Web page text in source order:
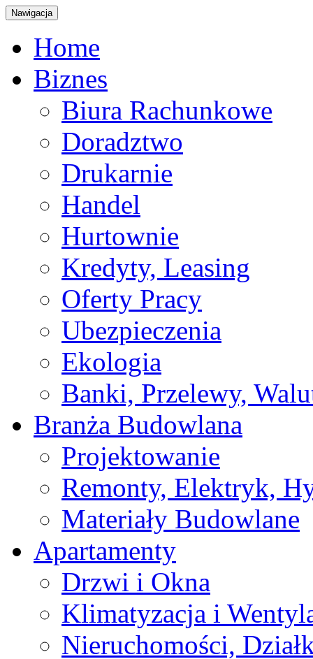
Nawigacja
Home
Biznes
Biura Rachunkowe
Doradztwo
Drukarnie
Handel
Hurtownie
Kredyty, Leasing
Oferty Pracy
Ubezpieczenia
Ekologia
Banki, Przelewy,
Branża Budowlana
Projektowanie
Remonty, Elektryk,
Materiały Budowlane
Apartamenty
Drzwi i Okna
Klimatyzacja i
Nieruchomości,